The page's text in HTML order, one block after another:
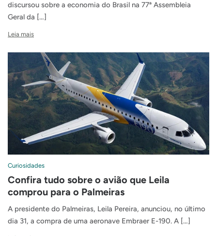
discursou sobre a economia do Brasil na 77ª Assembleia
Geral da […]
Leia mais
Curiosidades
Confira tudo sobre o avião que Leila
comprou para o Palmeiras
A presidente do Palmeiras, Leila Pereira, anunciou, no último
dia 31, a compra de uma aeronave Embraer E-190. A […]